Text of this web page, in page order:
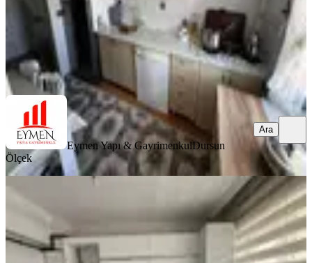
Eymen Yapı & Gayrimenkul Dursun Ölçek
Ara
Eymen Yapı & GayrimenkulDursun
Ölçek
Ara
Arkadaş Emlaktan Kale Mahallesi
İpek Taksi Yakınında 3+1 Satılık
Merkez, Kale Mahallesi